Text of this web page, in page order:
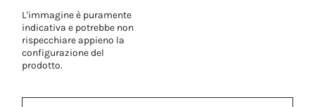
L'immagine è puramente
indicativa e potrebbe non
rispecchiare appieno la
configurazione del
prodotto.